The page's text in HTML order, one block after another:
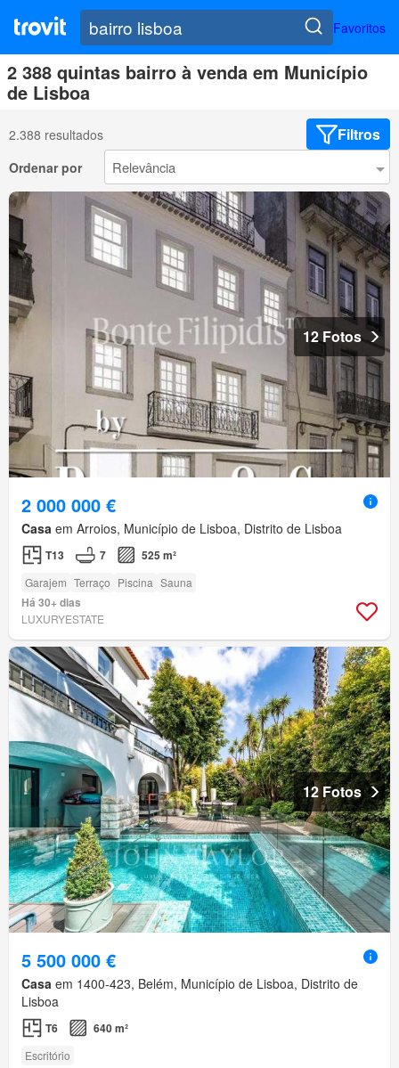
Favoritos
2 388 quintas bairro à venda em Município
de Lisboa
2.388 resultados Filtros
Ordenar por
12 Fotos
2 000 000 €
Casa em Arroios, Município de Lisboa, Distrito de Lisboa
T13 7 525 m²
Garajem Terraço Piscina Sauna
Há 30+ dias
LUXURYESTATE
12 Fotos
5 500 000 €
Casa em 1400-423, Belém, Município de Lisboa, Distrito de
Lisboa
T6 640 m²
Escritório